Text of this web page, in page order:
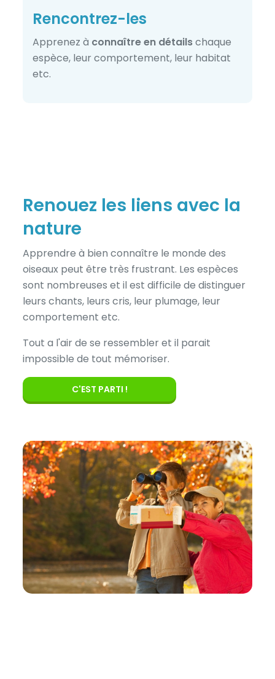
Rencontrez-les
Apprenez à connaître en détailschaque
espèce, leur comportement, leur habitat
etc.
Renouez les liens avec la
nature
Apprendre à bien connaître le monde des
oiseaux peut être très frustrant. Les espèces
sont nombreuses et il est difficile de distinguer
leurs chants, leurs cris, leur plumage, leur
comportement etc.
Tout a l'air de se ressembler et il parait
impossible de tout mémoriser.
C'EST PARTI !